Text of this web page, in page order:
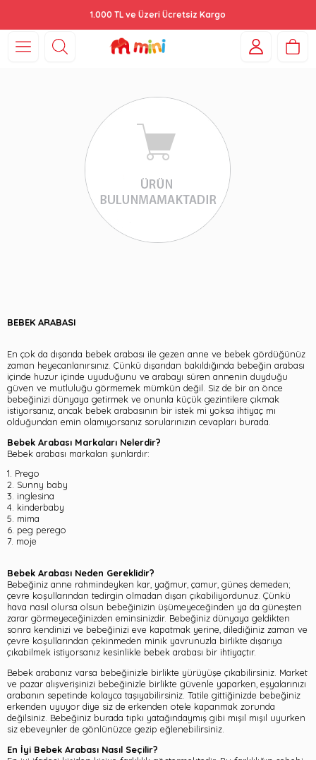
1.000 TL ve Üzeri Ücretsiz Kargo
BEBEK ARABASI
En çok da dışarıda bebek arabası ile gezen anne ve bebek gördüğünüz
zaman heyecanlanırsınız. Çünkü dışarıdan bakıldığında bebeğin arabası
içinde huzur içinde uyuduğunu ve arabayı süren annenin duyduğu
güven ve mutluluğu görmemek mümkün değil. Siz de bir an önce
bebeğinizi dünyaya getirmek ve onunla küçük gezintilere çıkmak
istiyorsanız, ancak bebek arabasının bir istek mi yoksa ihtiyaç mı
olduğundan emin olamıyorsanız sorularınızın cevapları burada.
Bebek Arabası Markaları Nelerdir?
Bebek arabası markaları şunlardır:
1. Prego
2. Sunny baby
3. inglesina
4. kinderbaby
5. mima
6. peg perego
7. moje
Bebek Arabası Neden Gereklidir?
Bebeğiniz anne rahmindeyken kar, yağmur, çamur, güneş demeden;
çevre koşullarından tedirgin olmadan dışarı çıkabiliyordunuz. Çünkü
hava nasıl olursa olsun bebeğinizin üşümeyeceğinden ya da güneşten
zarar görmeyeceğinizden eminsinizdir. Bebeğiniz dünyaya geldikten
sonra kendinizi ve bebeğinizi eve kapatmak yerine, dilediğiniz zaman ve
çevre koşullarından çekinmeden minik yavrunuzla birlikte dışarıya
çıkabilmek istiyorsanız kesinlikle bebek arabası bir ihtiyaçtır.
Bebek arabanız varsa bebeğinizle birlikte yürüyüşe çıkabilirsiniz. Market
ve pazar alışverişinizi bebeğinizle birlikte güvenle yaparken, eşyalarınızı
arabanın sepetinde kolayca taşıyabilirsiniz. Tatile gittiğinizde bebeğiniz
erkenden uyuyor diye siz de erkenden otele kapanmak zorunda
değilsiniz. Bebeğiniz burada tıpkı yatağındaymış gibi mışıl mışıl uyurken
siz ebeveynler de gönlünüzce gezip eğlenebilirsiniz.
En İyi Bebek Arabası Nasıl Seçilir?